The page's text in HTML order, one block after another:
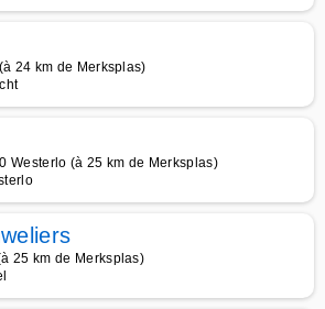
24 km de Merksplas)
Westerlo (à 25 km de Merksplas)
25 km de Merksplas)